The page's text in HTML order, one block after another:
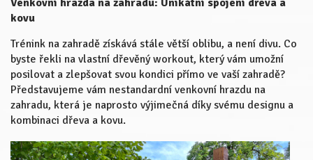
kovu
Trénink na zahradě získává stále větší oblibu, a není divu. Co
byste řekli na vlastní dřevěný workout, který vám umožní
posilovat a zlepšovat svou kondici přímo ve vaší zahradě?
Představujeme vám nestandardní venkovní hrazdu na
zahradu, která je naprosto výjimečná díky svému designu a
kombinaci dřeva a kovu.